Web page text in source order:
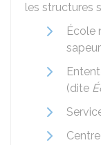
les structures
École
(dite